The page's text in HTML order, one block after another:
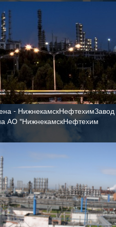
- НижнекамскНефтехимЗавод
АО "НижнекамскНефтехим